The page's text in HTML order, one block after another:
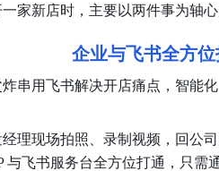
家新店时，主要以两件事为轴心
企业与飞书全方
串用飞书解决开店痛点，智能
理现场拍照、录制视频，回公
与飞书服务台全方位打通，只